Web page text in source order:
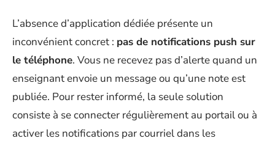
L’absence d’application dédiée présente un
inconvénient concret : pas de notifications push sur
le téléphone. Vous ne recevez pas d’alerte quand un
enseignant envoie un message ou qu’une note est
publiée. Pour rester informé, la seule solution
consiste à se connecter régulièrement au portail ou à
activer les notifications par courriel dans les